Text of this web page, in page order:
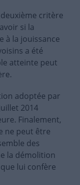
deuxième critère
si la
à la jouissance
a été
atteinte peut
adoptée par
2014
Finalement,
ne peut être
des
la démolition
lui confère